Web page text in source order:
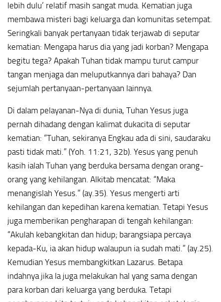
lebih dulu’ relatif masih sangat muda. Kematian juga
membawa misteri bagi keluarga dan komunitas setempat.
Seringkali banyak pertanyaan tidak terjawab di seputar
kematian: Mengapa harus dia yang jadi korban? Mengapa
begitu tega? Apakah Tuhan tidak mampu turut campur
tangan menjaga dan meluputkannya dari bahaya? Dan
sejumlah pertanyaan-pertanyaan lainnya.
Di dalam pelayanan-Nya di dunia, Tuhan Yesus juga
pernah dihadang dengan kalimat dukacita di seputar
kematian: “Tuhan, sekiranya Engkau ada di sini, saudaraku
pasti tidak mati.” (Yoh. 11:21, 32b). Yesus yang penuh
kasih ialah Tuhan yang berduka bersama dengan orang-
orang yang kehilangan. Alkitab mencatat: “Maka
menangislah Yesus.” (ay.35). Yesus mengerti arti
kehilangan dan kepedihan karena kematian. Tetapi Yesus
juga memberikan pengharapan di tengah kehilangan:
“Akulah kebangkitan dan hidup; barangsiapa percaya
kepada-Ku, ia akan hidup walaupun ia sudah mati.” (ay.25).
Kemudian Yesus membangkitkan Lazarus. Betapa
indahnya jika Ia juga melakukan hal yang sama dengan
para korban dari keluarga yang berduka. Tetapi